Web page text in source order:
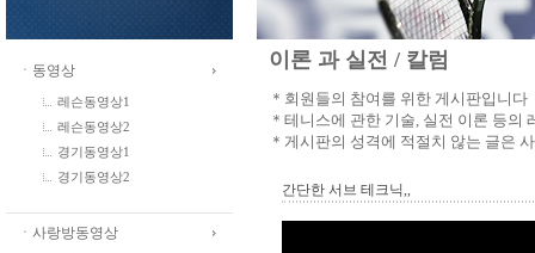
ㆍ동영상
레슨동영상1
레슨동영상2
경기동영상1
경기동영상2
ㆍ사랑방동영상
이론 과 실전 / 칼럼
＊회원들의 참여를 위한 게시판입니다
＊테니스에 관한 기술, 실전 이론 등의
＊게시판의 성격에 적절치 않는 글은
간단한 서브 테크닉,,